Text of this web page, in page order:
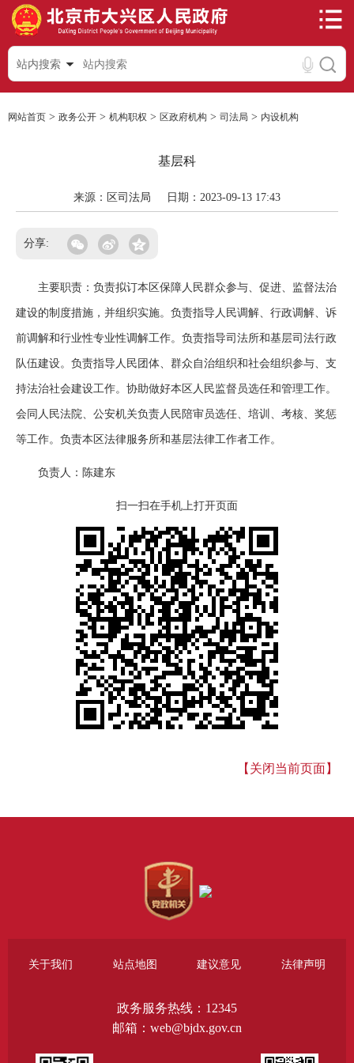
站内搜索
网站首页 > 政务公开 > 机构职权 > 区政府机构 > 司法局 > 内设机构
基层科
来源：区司法局 日期：2023-09-13 17:43
分享:
主要职责：负责拟订本区保障人民群众参与、促进、监督法治
建设的制度措施，并组织实施。负责指导人民调解、行政调解、诉
前调解和行业性专业性调解工作。负责指导司法所和基层司法行政
队伍建设。负责指导人民团体、群众自治组织和社会组织参与、支
持法治社会建设工作。协助做好本区人民监督员选任和管理工作。
会同人民法院、公安机关负责人民陪审员选任、培训、考核、奖惩
等工作。负责本区法律服务所和基层法律工作者工作。
负责人：陈建东
扫一扫在手机上打开页面
【关闭当前页面】
关于我们 站点地图 建议意见 法律声明
政务服务热线：12345
邮箱：web@bjdx.gov.cn